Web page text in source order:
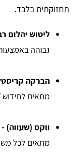
תחזוקתית בלבד.
ליטוש יהלום
גבוהה
הברקה
מתאים לחידוש
ווקס (שעווה) -
מתאים לכל